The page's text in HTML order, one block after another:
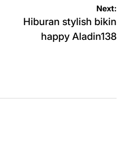
Next:
Hiburan stylish bikin
happy Aladin138